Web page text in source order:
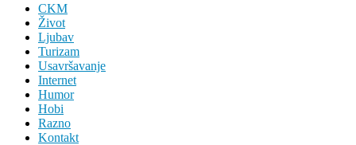
CKM
Život
Ljubav
Turizam
Usavršavanje
Internet
Humor
Hobi
Razno
Kontakt